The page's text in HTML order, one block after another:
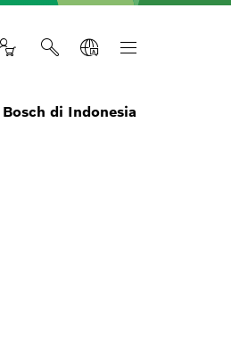
Bosch di Indonesia